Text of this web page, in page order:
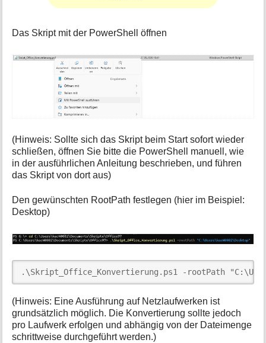
Das Skript mit der PowerShell öffnen
(Hinweis: Sollte sich das Skript beim Start sofort wieder
schließen, öffnen Sie bitte die PowerShell manuell, wie
in der ausführlichen Anleitung beschrieben, und führen
das Skript von dort aus)
Den gewünschten RootPath festlegen (hier im Beispiel:
Desktop)
.\Skript_Office_Konvertierung.ps1 -rootPath
(Hinweis: Eine Ausführung auf Netzlaufwerken ist
grundsätzlich möglich. Die Konvertierung sollte jedoch
pro Laufwerk erfolgen und abhängig von der Dateimenge
schrittweise durchgeführt werden.)